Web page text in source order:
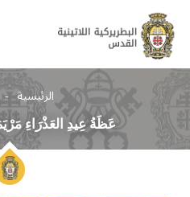
الرئيسية
عَظَةُ عِيدِ العَذْرَاءِ مَرْيَمَ